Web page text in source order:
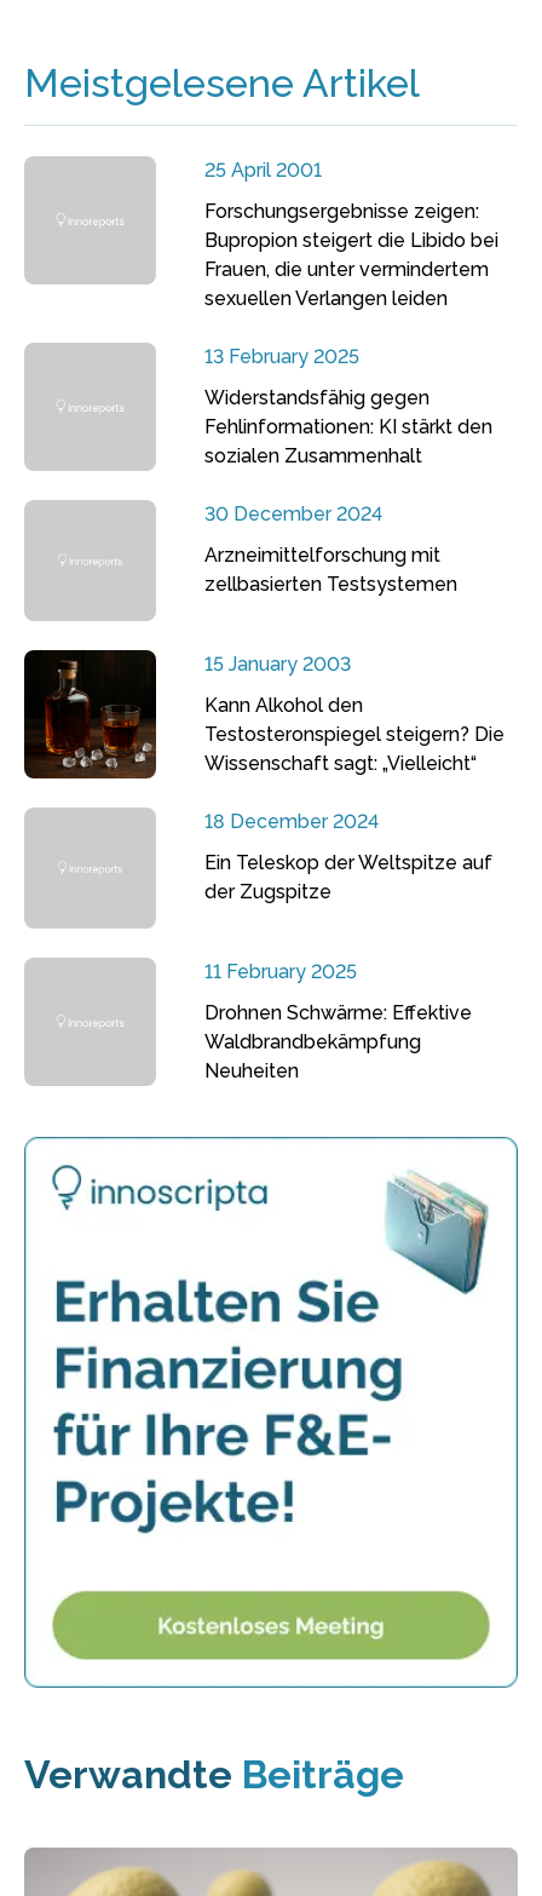
Meistgelesene Artikel
25 April 2001
Forschungsergebnisse zeigen:
Bupropion steigert die Libido bei
Frauen, die unter vermindertem
sexuellen Verlangen leiden
13 February 2025
Widerstandsfähig gegen
Fehlinformationen: KI stärkt den
sozialen Zusammenhalt
30 December 2024
Arzneimittelforschung mit
zellbasierten Testsystemen
15 January 2003
Kann Alkohol den
Testosteronspiegel steigern? Die
Wissenschaft sagt: „Vielleicht“
18 December 2024
Ein Teleskop der Weltspitze auf
der Zugspitze
11 February 2025
Drohnen Schwärme: Effektive
Waldbrandbekämpfung
Neuheiten
Verwandte Beiträge